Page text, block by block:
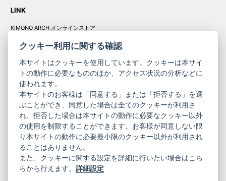
LINK
KIMONO ARCH オンラインストア
コーポレート
サイト
きものやまと振
袖
サイト
ニュースレター
ご利用案内
お問い合わせ
プライバシーポリシー
特定商取引法に基づく表記
ご利用規約
クッキー利用に関する確認
本サイトはクッキーを使用しています。クッキーは本サイ
トの動作に必要なもののほか、アクセス状況の分析などに
使われます。
本サイトのお客様は「同意する」または「拒否する」を選
ぶことができ、同意した場合は全てのクッキーが利用さ
れ、拒否した場合は本サイトの動作に必要なクッキー以外
の使用を制限することができます。お客様が同意しない限
り本サイトの動作に必要最小限のクッキー以外が利用され
ることはありません。
また、クッキーに関する設定を詳細に行いたい場合はこち
らから行えます。詳細設定